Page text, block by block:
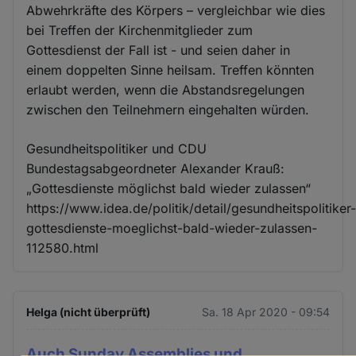
Abwehrkräfte des Körpers – vergleichbar wie dies
bei Treffen der Kirchenmitglieder zum
Gottesdienst der Fall ist - und seien daher in
einem doppelten Sinne heilsam. Treffen könnten
erlaubt werden, wenn die Abstandsregelungen
zwischen den Teilnehmern eingehalten würden.
Gesundheitspolitiker und CDU
Bundestagsabgeordneter Alexander Krauß:
„Gottesdienste möglichst bald wieder zulassen“
https://www.idea.de/politik/detail/gesundheitspolitiker-
gottesdienste-moeglichst-bald-wieder-zulassen-
112580.html
Helga (nicht überprüft) Sa. 18 Apr 2020 - 09:54